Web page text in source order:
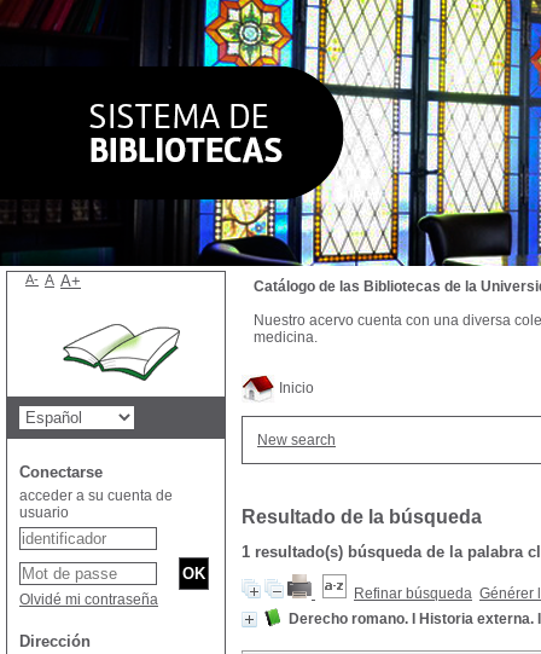
Inicio
New search
Resultado de la búsqueda
1 resultado(s) búsqueda de la palabra
Refinar búsqueda Générer
Derecho romano. I Historia externa.
Catálogo de las Bibliotecas de la
Nuestro acervo cuenta con una diversa
medicina.
A- A A+
Conectarse
acceder a su cuenta de
usuario
Olvidé mi contraseña
Dirección